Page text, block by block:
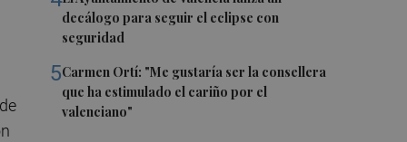
decálogo para seguir el eclipse con
seguridad
5Carmen Ortí: "Me gustaría ser la consellera
que ha estimulado el cariño por el
valenciano"